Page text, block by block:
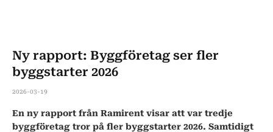
Ny rapport: Byggföretag ser fler
byggstarter 2026
2026-03-19
En ny rapport från Ramirent visar att var tredje
byggföretag tror på fler byggstarter 2026. Samtidigt